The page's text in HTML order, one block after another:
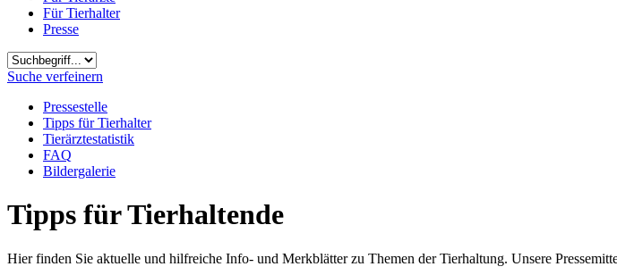
Für Tierhalter
Presse
Suchbegriff
Suche verfeinern
Pressestelle
Tipps für Tierhalter
Tierärztestatistik
FAQ
Bildergalerie
Tipps für Tierhaltende
Hier finden Sie aktuelle und hilfreiche Info- und Merkblätter zu Themen der Tierhaltung. Unsere